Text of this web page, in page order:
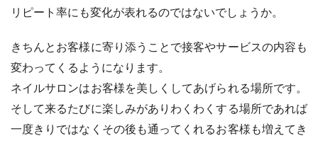
リピート率にも変化が表れるのではないでしょうか。
きちんとお客様に寄り添うことで接客やサービスの内容も
変わってくるようになります。
ネイルサロンはお客様を美しくしてあげられる場所です。
そして来るたびに楽しみがありわくわくする場所であれば
一度きりではなくその後も通ってくれるお客様も増えてき